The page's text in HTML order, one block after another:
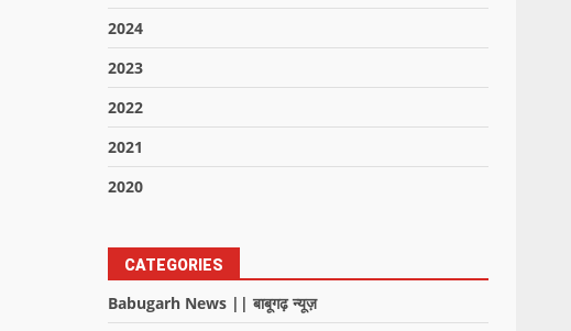
2024
2023
2022
2021
2020
CATEGORIES
Babugarh News || बाबूगढ़ न्यूज़